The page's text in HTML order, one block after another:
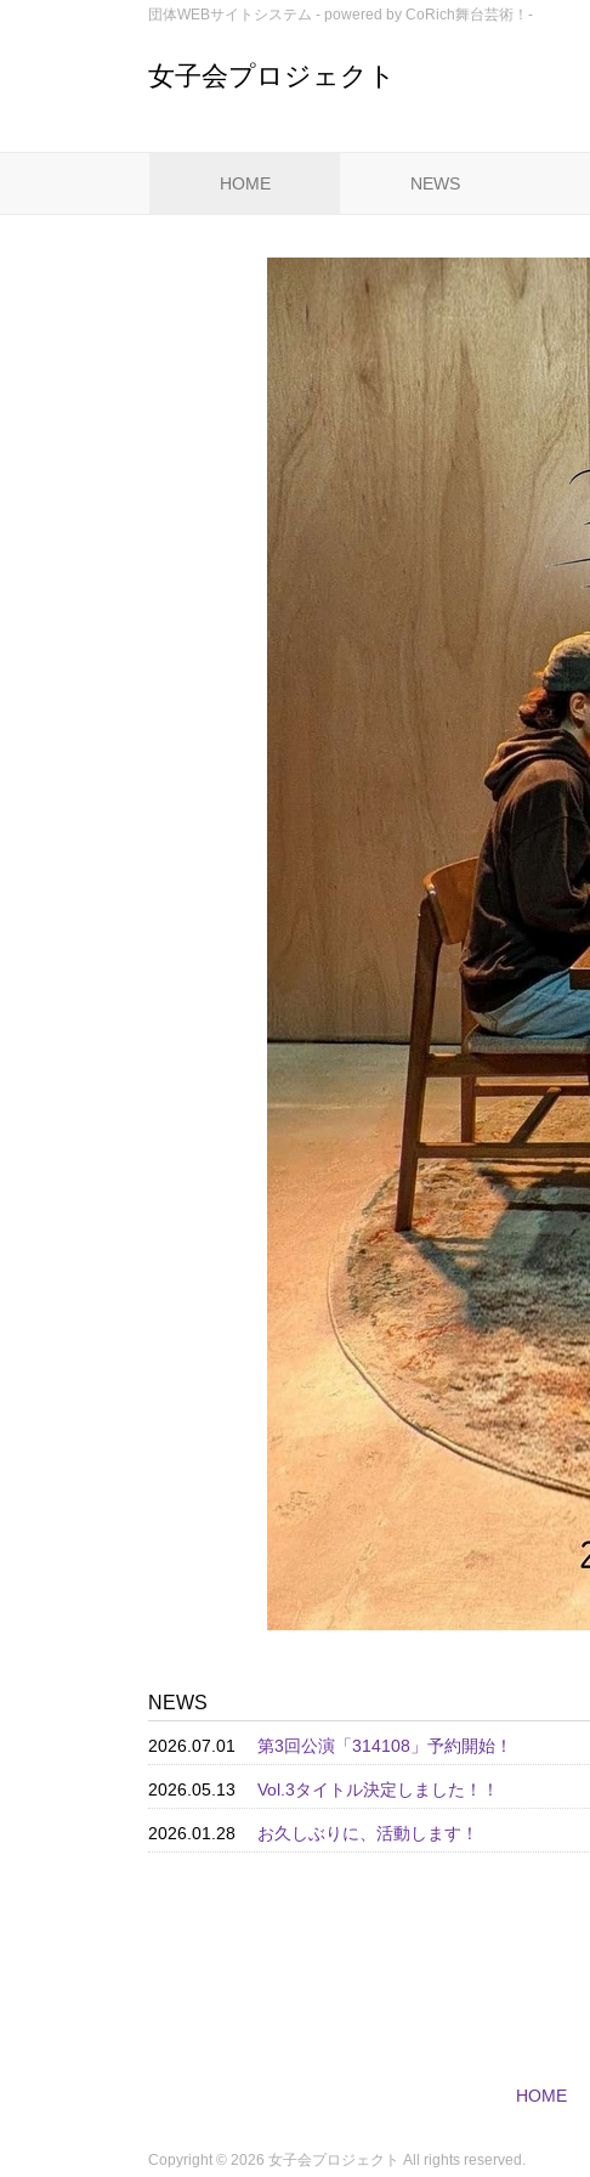
団体WEBサイトシステム - powered by CoRich舞台芸術！-
女子会プロジェクト
HOME NEWS
NEWS
2026.07.01 第3回公演「314108」予約開始！
2026.05.13 Vol.3タイトル決定しました！！
2026.01.28 お久しぶりに、活動します！
HOME
Copyright © 2026 女子会プロジェクト All rights reserved.